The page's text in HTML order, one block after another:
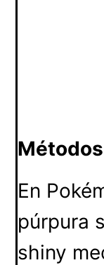
En
púrpura
shiny